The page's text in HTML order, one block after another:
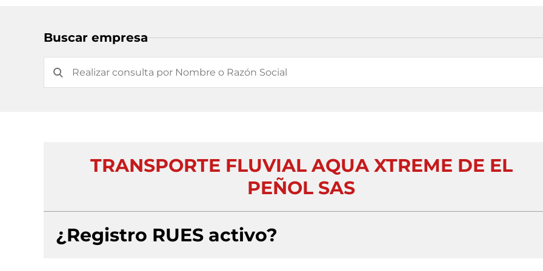
Buscar empresa
TRANSPORTE FLUVIAL AQUA XTREME DE EL
PEÑOL SAS
¿Registro RUES activo?